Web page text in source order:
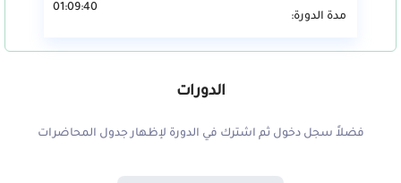
مدة الدورة:
01:09:40
الدورات
فضلاً سجل دخول ثم اشترك في الدورة لإظهار جدول المحاضرات